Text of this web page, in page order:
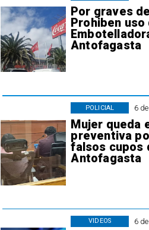
Por graves
Prohiben
Antofagasta
6
Mujer queda
preventiva
falsos cupos
Antofagasta
POLICIAL
6
VIDEOS